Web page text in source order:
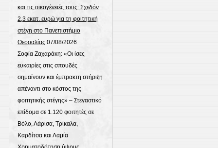
και τις οικογένειές τους: Σχεδόν
2,3 εκατ. ευρώ για τη φοιτητική
στέγη στο Πανεπιστήμιο
Θεσσαλίας 07/08/2026
Σοφία Ζαχαράκη: «Οι ίσες
ευκαιρίες στις σπουδές
σημαίνουν και έμπρακτη στήριξη
απέναντι στο κόστος της
φοιτητικής στέγης» – Στεγαστικό
επίδομα σε 1.120 φοιτητές σε
Βόλο, Λάρισα, Τρίκαλα,
Καρδίτσα και Λαμία